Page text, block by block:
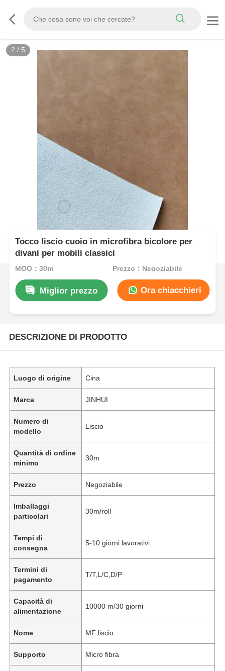
3 / 5
Tocco liscio cuoio in microfibra bicolore per
divani per mobili classici
MOQ：30m Prezzo：Negoziabile
Miglior prezzo Ora chiacchieri
DESCRIZIONE DI PRODOTTO
Luogo di origine Cina
Marca JINHUI
Numero di
modello
Liscio
Quantità di ordine
minimo
30m
Prezzo Negoziabile
Imballaggi
particolari
30m/roll
Tempi di
consegna
5-10 giorni lavorativi
Termini di
pagamento
T/T,L/C,D/P
Capacità di
alimentazione
10000 m/30 giorni
Nome MF liscio
Supporto Micro fibra